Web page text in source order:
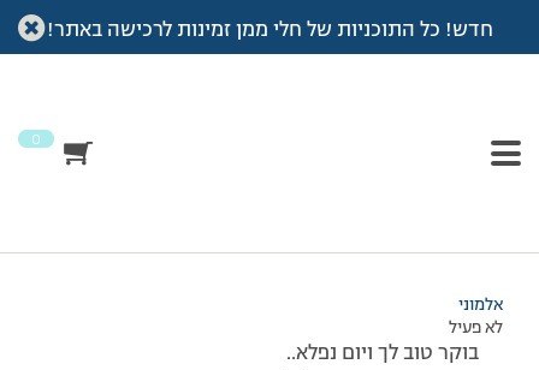
חדש! כל התוכניות של חלי ממן זמינות לרכישה באתר!
0
עמוד הבית >דיונים>פורום >לענת המדריכה
מוצגות 2 תגובות – 1 עד 2 (מתוך 2 סה״כ)
אלמוני
לא פעיל
בוקר טוב לך ויום נפלא..